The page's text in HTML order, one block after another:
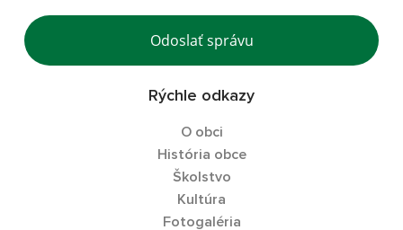
Odoslať správu
Rýchle odkazy
O obci
História obce
Školstvo
Kultúra
Fotogaléria